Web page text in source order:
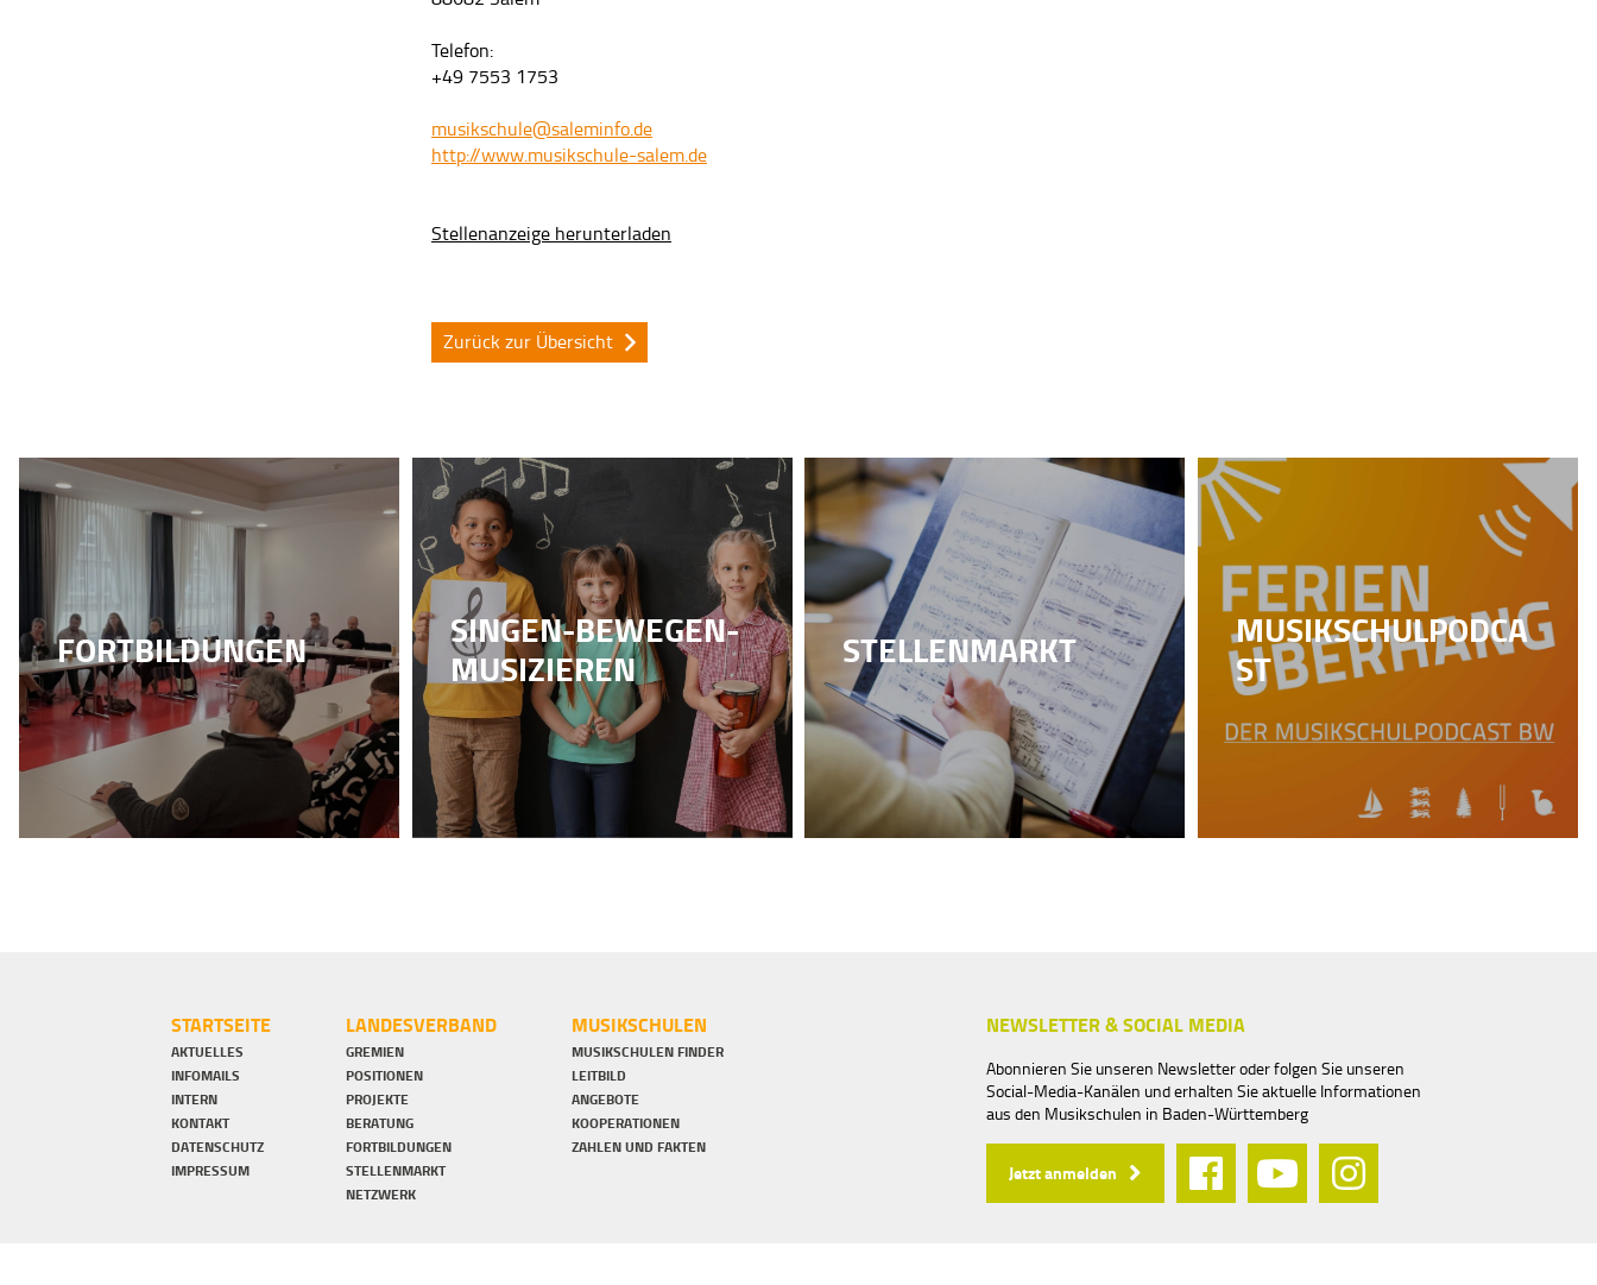
Telefon:
+49 7553 1753
musikschule@saleminfo.de
http://www.musikschule-salem.de
Stellenanzeige herunterladen
Zurück zur Übersicht
FORTBILDUNGEN
SINGEN-BEWEGEN-
MUSIZIEREN
STELLENMARKT
MUSIKSCHULPODCA
ST
STARTSEITE
AKTUELLES
INFOMAILS
INTERN
KONTAKT
DATENSCHUTZ
IMPRESSUM
LANDESVERBAND
GREMIEN
POSITIONEN
PROJEKTE
BERATUNG
FORTBILDUNGEN
STELLENMARKT
NETZWERK
MUSIKSCHULEN
MUSIKSCHULEN FINDER
LEITBILD
ANGEBOTE
KOOPERATIONEN
ZAHLEN UND FAKTEN
NEWSLETTER & SOCIAL MEDIA
Abonnieren Sie unseren Newsletter oder folgen Sie unseren
Social-Media-Kanälen und erhalten Sie aktuelle Informationen
aus den Musikschulen in Baden-Württemberg
Jetzt anmelden